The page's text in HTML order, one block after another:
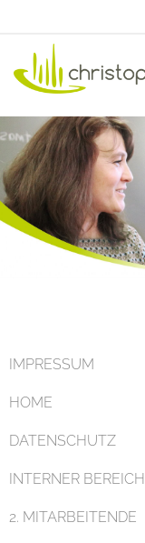
IMPRESSUM
HOME
DATENSCHUTZ
INTERNER BEREICH
2. MITARBEITENDE